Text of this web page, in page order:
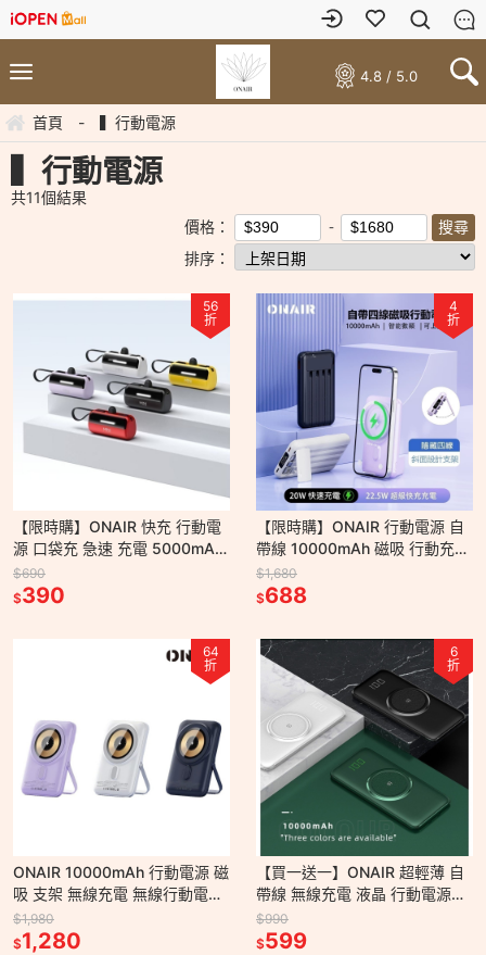
4.8 / 5.0
首頁 - ▍行動電源
▍行動電源
共11個結果
價格：
排序：
56
折
【限時購】ONAIR 快充 行動電
源 口袋充 急速 充電 5000mAh
尾插 加長版 蘋果 三星
$690
$390
4
折
【限時購】ONAIR 行動電源 自
帶線 10000mAh 磁吸 行動充
無線充電 無線充 支架 X1
$1,680
$688
64
折
ONAIR 10000mAh 行動電源 磁
吸 支架 無線充電 無線行動電源
用於 蘋果 三星 無線充 追劇神器
Q15
$1,980
$1,280
6
折
【買一送一】ONAIR 超輕薄 自
帶線 無線充電 液晶 行動電源
10000mAh iphone 充電線 USB
線
$990
$599